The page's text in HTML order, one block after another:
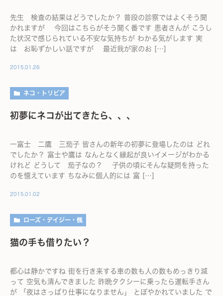
先生 検査の結果はどうでしたか？ 普段の診察ではよくそう聞
かれますが 今回はこちらがそう聞く番です 患者さんが こうし
た状況で感じられている不安な気持ちが わかる気がします 実
は お恥ずかしい話ですが 最近我が家のお […]
2015.01.26
ネコ・トリビア
初夢にネコが出てきたら、、、
一富士 二鷹 三茄子 皆さんの新年の初夢に登場したのは どれ
でしたか？ 富士や鷹は なんとなく縁起が良いイメージがわかる
けれど どうして 茄子なの？ 子供の頃にそんな疑問を持った
のを憶えています ちなみに個人的には 富 […]
2015.01.02
ローズ・デイジー・楓
猫の手も借りたい？
都心は静かですね 街を行き来する車の数も人の数もめっきり減
って 空気も清んできました 昨晩タクシーに乗ったら運転手さん
が 「夜はさっぱり仕事になりません」 とぼやかれていました で